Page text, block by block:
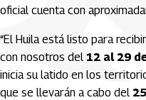
oficial cuenta con
“El Huila está listo para
con nosotros del 12 al 29
inicia su latido en los
que se llevarán a cabo del